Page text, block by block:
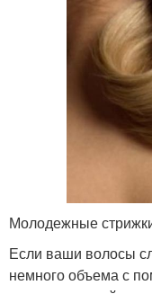
Молодежные
Если ваши волосы
немного объема с